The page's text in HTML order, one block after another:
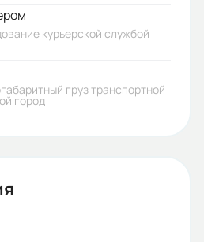
курьерской службой
груз транспортной
город